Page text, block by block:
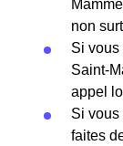
non
Si vous
Saint-
appel
Si vous
faites